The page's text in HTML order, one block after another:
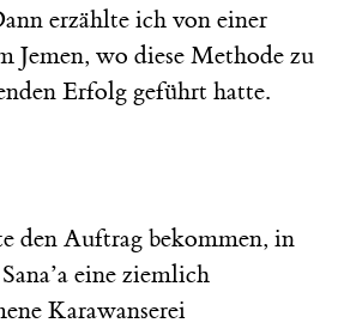
erzählte ich von einer
Jemen, wo diese Methode zu
Erfolg geführt hatte.
den Auftrag bekommen, in
eine ziemlich
Karawanserei